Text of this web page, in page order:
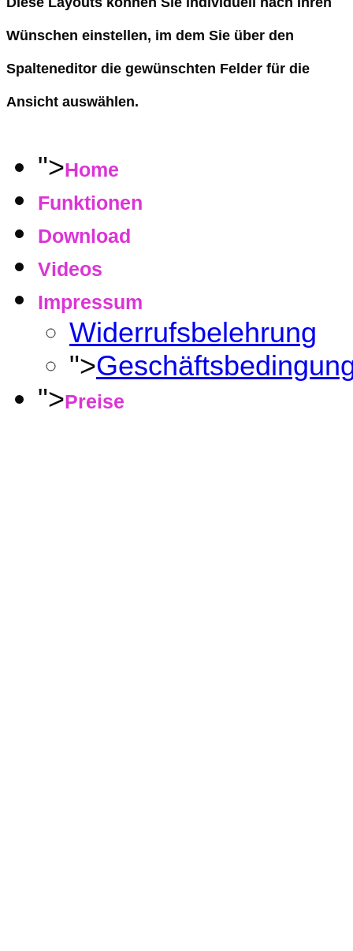
Wünschen einstellen, im dem Sie über den
Spalteneditor die gewünschten Felder für die
Ansicht auswählen.
">Home
Funktionen
Download
Videos
Impressum
Widerrufsbelehrung
">
">Preise